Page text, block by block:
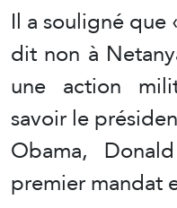
Il a souligné
dit non à
une action
savoir le
Obama,
premier mandat